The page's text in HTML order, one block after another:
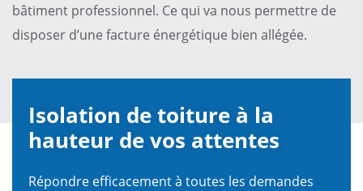
bâtiment professionnel. Ce qui va nous permettre de
disposer d’une facture énergétique bien allégée.
Isolation de toiture à la
hauteur de vos attentes
Répondre efficacement à toutes les demandes